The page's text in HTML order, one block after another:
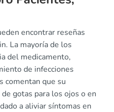
encontrar reseñas
La mayoría de los
del medicamento,
de infecciones
comentan que su
gotas para los ojos o en
a aliviar síntomas en